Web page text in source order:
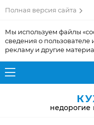
Полная версия сайта
Мы используем файлы
сведения о
рекламу и другие
недорогие